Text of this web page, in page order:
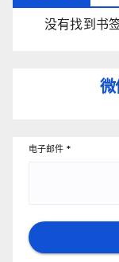
没有找到书
微
电子邮件 *